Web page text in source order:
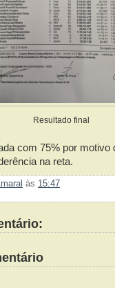
Resultado final
com 75% por motivo
na reta.
às 15:47